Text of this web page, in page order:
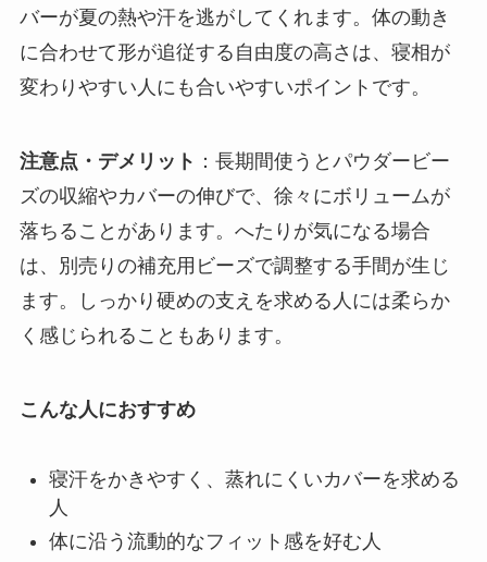
バーが夏の熱や汗を逃がしてくれます。体の動き
に合わせて形が追従する自由度の高さは、寝相が
変わりやすい人にも合いやすいポイントです。
注意点・デメリット ：長期間使うとパウダービー
ズの収縮やカバーの伸びで、徐々にボリュームが
落ちることがあります。へたりが気になる場合
は、別売りの補充用ビーズで調整する手間が生じ
ます。しっかり硬めの支えを求める人には柔らか
く感じられることもあります。
こんな人におすすめ
寝汗をかきやすく、蒸れにくいカバーを求める
人
体に沿う流動的なフィット感を好む人